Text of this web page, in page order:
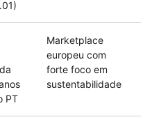
PT
Marketplace
europeu com
forte foco em
sustentabilidade